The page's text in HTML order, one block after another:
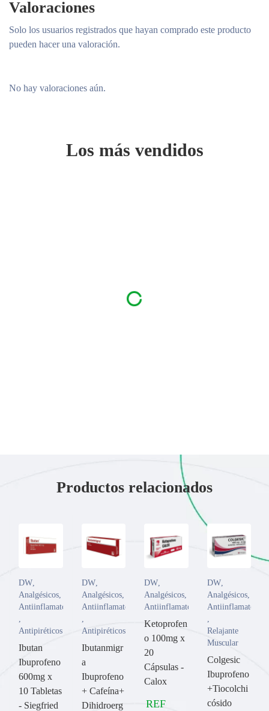
Valoraciones
No hay valoraciones aún.
Solo los usuarios registrados que hayan comprado este producto
pueden hacer una valoración.
Los más vendidos
Productos relacionados
DW
Analgésicos
Antiinflamatorios
Antipiréticos
Ibutan
Ibuprofeno
600mg x
10 Tabletas
- Siegfried
DW,
Analgésicos,
Antiinflamatorios
Antipiréticos
Ibutanmigr
a
Ibuprofeno
+ Cafeína+
Dihidroerg
DW
Analgésicos
Antiinflamatorios
Ketoprofen
o 100mg x
20
Cápsulas -
Calox
REF
DW,
Analgésicos,
Antiinflamatorios
Relajante
Muscular
Colgesic
Ibuprofeno
+Tiocolchi
cósido